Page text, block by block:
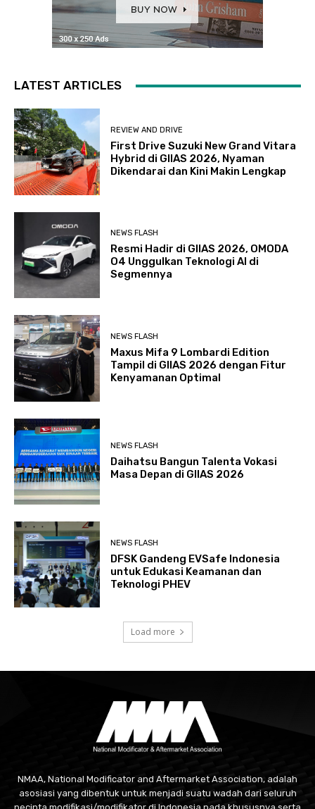
LATEST ARTICLES
REVIEW AND DRIVE
First Drive Suzuki New Grand Vitara
Hybrid di GIIAS 2026, Nyaman
Dikendarai dan Kini Makin Lengkap
NEWS FLASH
Resmi Hadir di GIIAS 2026, OMODA
O4 Unggulkan Teknologi AI di
Segmennya
NEWS FLASH
Maxus Mifa 9 Lombardi Edition
Tampil di GIIAS 2026 dengan Fitur
Kenyamanan Optimal
NEWS FLASH
Daihatsu Bangun Talenta Vokasi
Masa Depan di GIIAS 2026
NEWS FLASH
DFSK Gandeng EVSafe Indonesia
untuk Edukasi Keamanan dan
Teknologi PHEV
Load more
NMAA, National Modificator and Aftermarket Association, adalah
asosiasi yang dibentuk untuk menjadi suatu wadah dari seluruh